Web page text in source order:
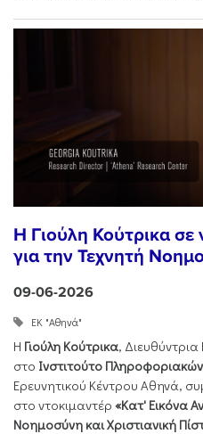
Η Γιούλη Κούτρικα σε
για την Τεχνητή
09-06-2026
ΕΚ "Αθηνά"
Η Γιούλη Κούτρικα,
στο Ινστιτούτο
Ερευνητικού Κέντρου Αθηνά,
στο ντοκιμαντέρ «Κατ' Εικόνα
Νοημοσύνη και Χριστιανική